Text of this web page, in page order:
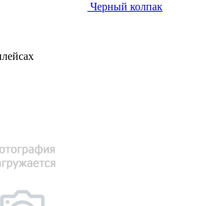
Черный колпак